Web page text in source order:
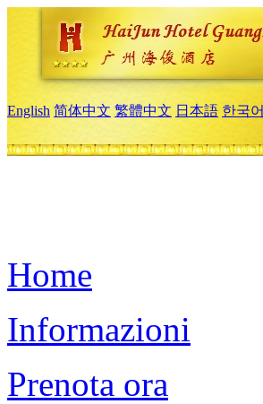
English 简体中文 繁體中文 日本語 한국어
Home
Informazioni
Prenota ora